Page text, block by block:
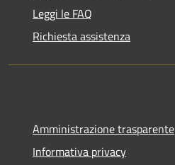
Leggi le FAQ
Richiesta assistenza
Amministrazione trasparente
Informativa privacy